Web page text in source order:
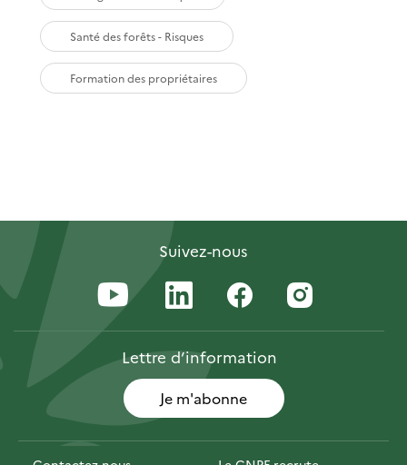
Santé des forêts - Risques
Formation des propriétaires
Suivez-nous
Lettred’information
Je m'abonne